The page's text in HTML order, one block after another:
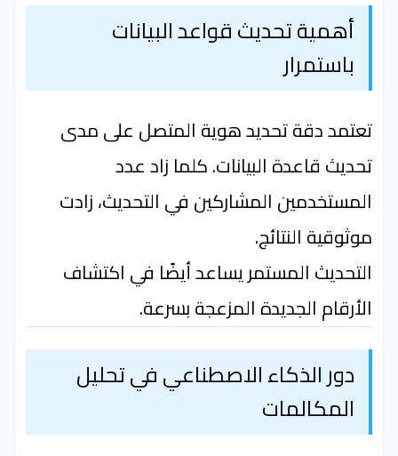
أهمية تحديث قواعد البيانات
باستمرار
تعتمد دقة تحديد هوية المتصل على مدى
تحديث قاعدة البيانات. كلما زاد عدد
المستخدمين المشاركين في التحديث، زادت
موثوقية النتائج.
التحديث المستمر يساعد أيضًا في اكتشاف
الأرقام الجديدة المزعجة بسرعة.
دور الذكاء الاصطناعي في تحليل
المكالمات